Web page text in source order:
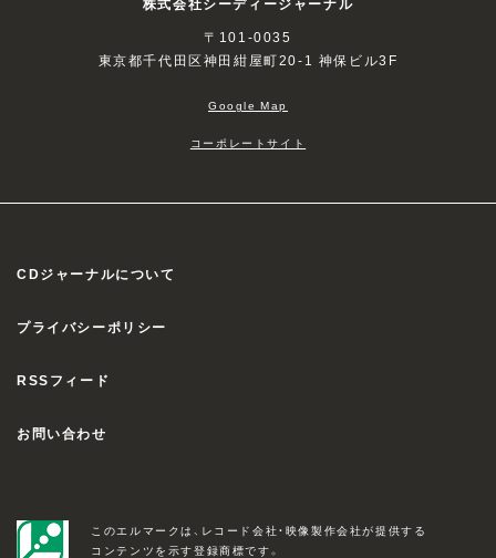
〒101-0035
東京都千代田区神田紺屋町20-1 神保ビル3F
Google Map
コーポレートサイト
CDジャーナルについて
プライバシーポリシー
RSSフィード
お問い合わせ
このエルマークは、レコード会社・映像製作会社が提供する
コンテンツを示す登録商標です。